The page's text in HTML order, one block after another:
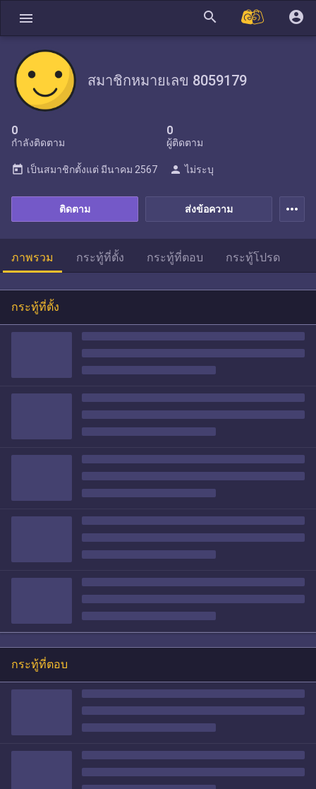
menu search account_circle
สมาชิกหมายเลข 8059179
0
กำลังติดตาม
0
ผู้ติดตาม
ส่งข้อความ
ติดตาม
today เป็นสมาชิกตั้งแต่ มีนาคม 2567 person ไม่ระบุ
more_horiz
ภาพรวม กระทู้ที่ตั้ง กระทู้ที่ตอบ กระทู้โปรด
กระทู้ที่ตั้ง
กระทู้ที่ตอบ